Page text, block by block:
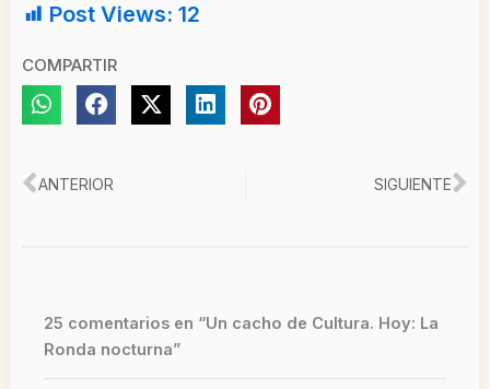
Post Views: 12
COMPARTIR
Ant
ANTERIOR SIGUIENTE
25 comentarios en “Un cacho de Cultura. Hoy: La
Ronda nocturna”